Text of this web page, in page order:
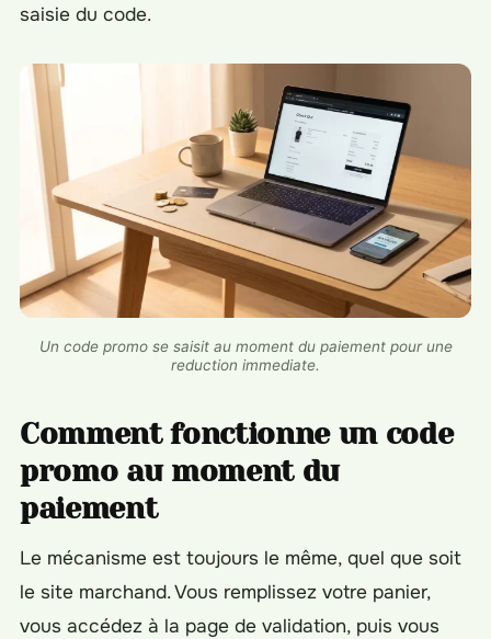
saisie du code.
Un code promo se saisit au moment du paiement pour une
reduction immediate.
Comment fonctionne un code
promo au moment du
paiement
Le mécanisme est toujours le même, quel que soit
le site marchand. Vous remplissez votre panier,
vous accédez à la page de validation, puis vous